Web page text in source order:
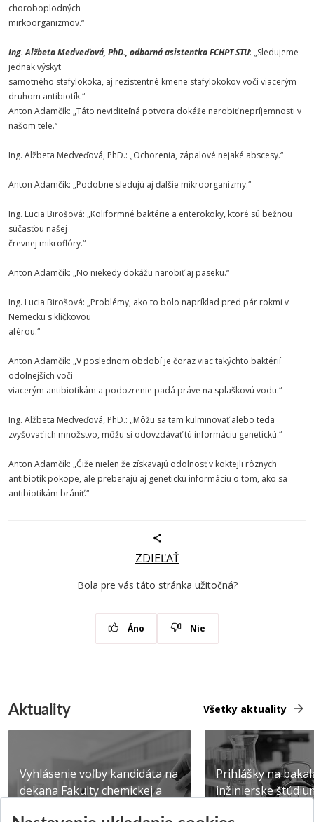
choroboplodných
mirkoorganizmov.“
Ing. Alžbeta Medveďová, PhD., odborná asistentka FCHPT STU: „Sledujeme
jednak výskyt
samotného stafylokoka, aj rezistentné kmene stafylokokov voči viacerým
druhom antibiotík.“
Anton Adamčík: „Táto neviditeľná potvora dokáže narobiť nepríjemnosti v
našom tele.“
Ing. Alžbeta Medveďová, PhD.: „Ochorenia, zápalové nejaké abscesy.“
Anton Adamčík: „Podobne sledujú aj ďalšie mikroorganizmy.“
Ing. Lucia Birošová: „Koliformné baktérie a enterokoky, ktoré sú bežnou
súčasťou našej
črevnej mikroflóry.“
Anton Adamčík: „No niekedy dokážu narobiť aj paseku.“
Ing. Lucia Birošová: „Problémy, ako to bolo napríklad pred pár rokmi v
Nemecku s klíčkovou
aférou.“
Anton Adamčík: „V poslednom období je čoraz viac takýchto baktérií
odolnejších voči
viacerým antibiotikám a podozrenie padá práve na splaškovú vodu.“
Ing. Alžbeta Medveďová, PhD.: „Môžu sa tam kulminovať alebo teda
zvyšovať ich množstvo, môžu si odovzdávať tú informáciu genetickú.“
Anton Adamčík: „Čiže nielen že získavajú odolnosť v koktejli rôznych
antibiotík pokope, ale preberajú aj genetickú informáciu o tom, ako sa
antibiotikám brániť.“
ZDIEĽAŤ
Bola pre vás táto stránka užitočná?
Áno Nie
Aktuality Všetky aktuality
Vyhlásenie voľby kandidáta na
dekana Fakulty chemickej a
Prihlášky na
inžinierske